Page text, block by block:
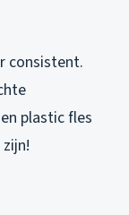
consistent.
plastic fles